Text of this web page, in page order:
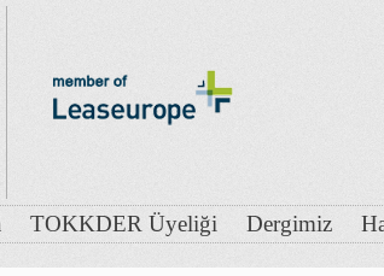
TOKKDER Üyeliği Dergimiz